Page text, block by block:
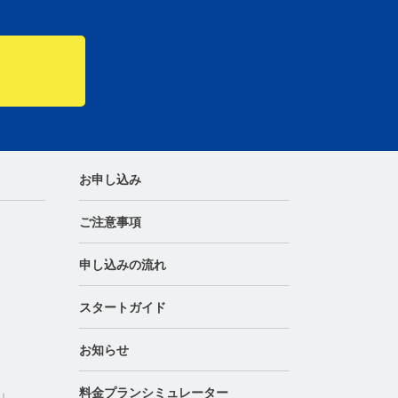
お申し込み
ご注意事項
申し込みの流れ
スタートガイド
お知らせ
料金プランシミュレーター